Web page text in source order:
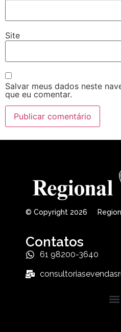
Site
Salvar meus dados neste
que eu comentar.
© Copyright 2026
Contatos
61 98200-3640